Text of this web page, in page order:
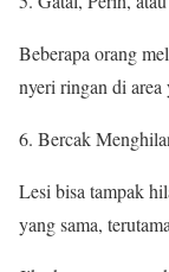
Beberapa orang
nyeri ringan di area
Bercak
Lesi bisa tampak
yang sama,